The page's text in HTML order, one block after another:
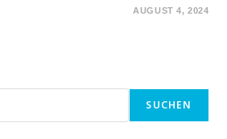
AUGUST 4, 2024
SUCHEN